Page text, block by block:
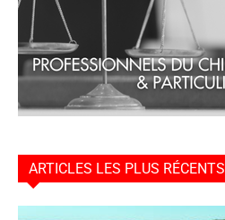
ARTICLES LES PLUS RÉCENTS